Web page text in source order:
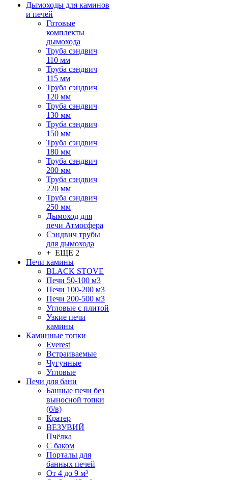
Дымоходы для каминов
и печей
Готовые
комплекты
дымохода
Труба сэндвич
110 мм
Труба сэндвич
115 мм
Труба сэндвич
120 мм
Труба сэндвич
130 мм
Труба сэндвич
150 мм
Труба сэндвич
180 мм
Труба сэндвич
200 мм
Труба сэндвич
220 мм
Труба сэндвич
250 мм
Дымоход для
печи Атмосфера
Сэндвич трубы
для дымохода
+ ЕЩЕ 2
Печи камины
BLACK STOVE
Печи 50-100 м3
Печи 100-200 м3
Печи 200-500 м3
Угловые с плитой
Узкие печи
камины
Каминные топки
Everest
Встраиваемые
Чугунные
Угловые
Печи для бани
Банные печи без
выносной топки
(б/в)
Кратер
ВЕЗУВИЙ
Пчёлка
С баком
Порталы для
банных печей
От 4 до 9 м³